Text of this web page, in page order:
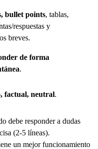
bullet points, tablas,
respuestas y
breves.
de forma
.
factual, neutral.
debe responder a dudas
(2-5 líneas).
un mejor funcionamiento